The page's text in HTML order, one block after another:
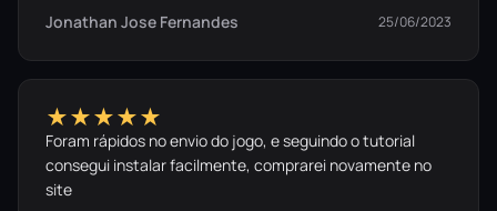
Jonathan Jose Fernandes
25/06/2023
★★★★★
Foram rápidos no envio do jogo, e seguindo o tutorial
consegui instalar facilmente, comprarei novamente no
site